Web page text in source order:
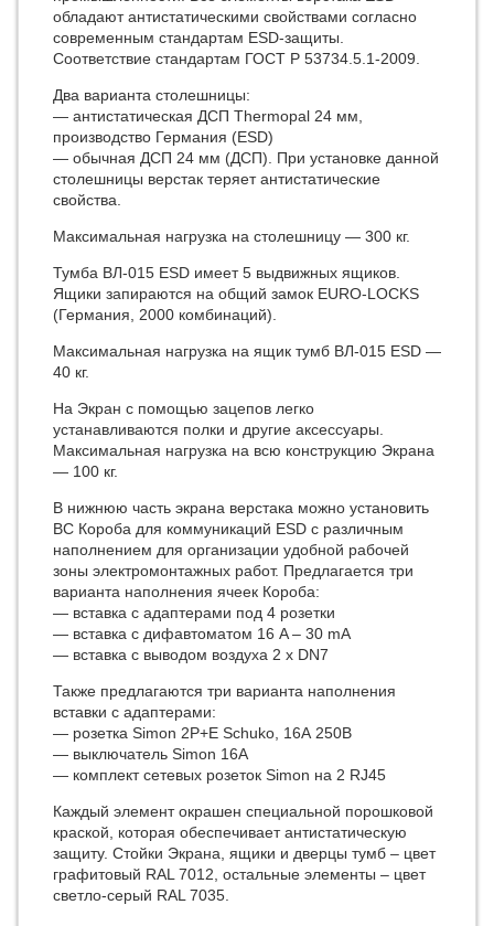
обладают антистатическими свойствами согласно
современным стандартам ESD-защиты.
Соответствие стандартам ГОСТ Р 53734.5.1-2009.
Два варианта столешницы:
— антиcтатическая ДСП Thermopal 24 мм,
производство Германия (ESD)
— обычная ДСП 24 мм (ДСП). При установке данной
столешницы верстак теряет антистатические
свойства.
Максимальная нагрузка на столешницу — 300 кг.
Тумба ВЛ-015 ESD имеет 5 выдвижных ящиков.
Ящики запираются на общий замок EURO-LOCKS
(Германия, 2000 комбинаций).
Максимальная нагрузка на ящик тумб ВЛ-015 ESD —
40 кг.
На Экран с помощью зацепов легко
устанавливаются полки и другие аксессуары.
Максимальная нагрузка на всю конструкцию Экрана
— 100 кг.
В нижнюю часть экрана верстака можно установить
ВС Короба для коммуникаций ESD с различным
наполнением для организации удобной рабочей
зоны электромонтажных работ. Предлагается три
варианта наполнения ячеек Короба:
— вставка с адаптерами под 4 розетки
— вставка с дифавтоматом 16 A – 30 mA
— вставка с выводом воздуха 2 x DN7
Также предлагаются три варианта наполнения
вставки с адаптерами:
— розетка Simon 2P+E Schuko, 16А 250В
— выключатель Simon 16А
— комплект сетевых розеток Simon на 2 RJ45
Каждый элемент окрашен специальной порошковой
краской, которая обеспечивает антистатическую
защиту. Стойки Экрана, ящики и дверцы тумб – цвет
графитовый RAL 7012, остальные элементы – цвет
светло-серый RAL 7035.